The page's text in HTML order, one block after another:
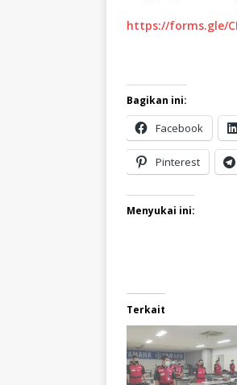
https://forms.gle/
Bagikan ini:
Facebook
Pinterest
Menyukai ini:
Terkait